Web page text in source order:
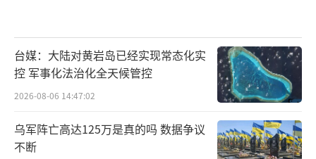
台媒：大陆对黄岩岛已经实现常态化实
控 军事化法治化全天候管控
2026-08-06 14:47:02
乌军阵亡高达125万是真的吗 数据争议
不断